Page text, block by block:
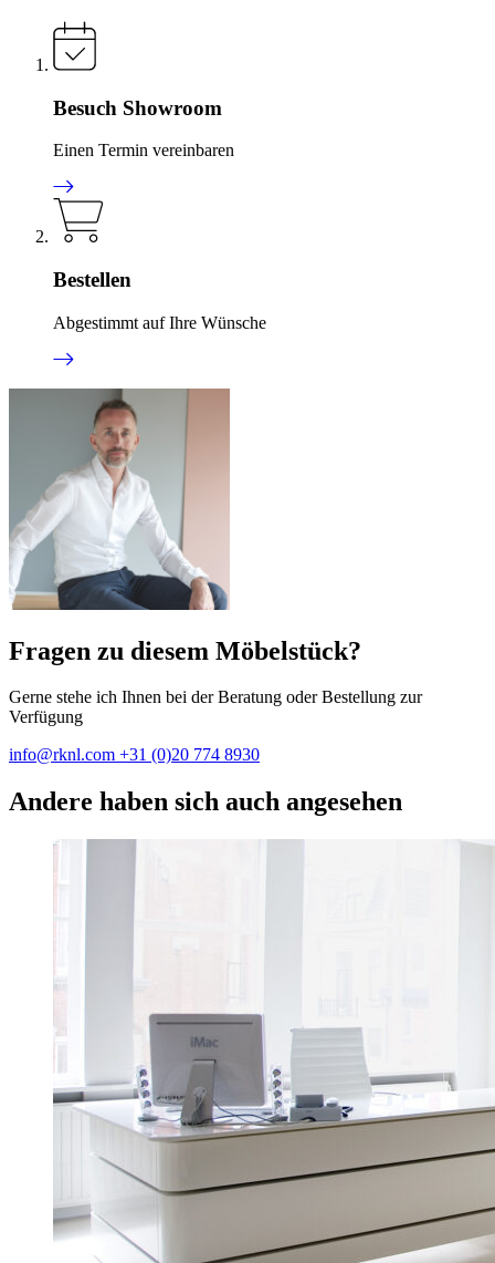
Besuch Showroom
Einen Termin vereinbaren
Bestellen
Abgestimmt auf Ihre Wünsche
Fragen zu diesem Möbelstück?
Gerne stehe ich Ihnen bei der Beratung oder Bestellung zur
Verfügung
info@rknl.com +31 (0)20 774 8930
Andere haben sich auch angesehen